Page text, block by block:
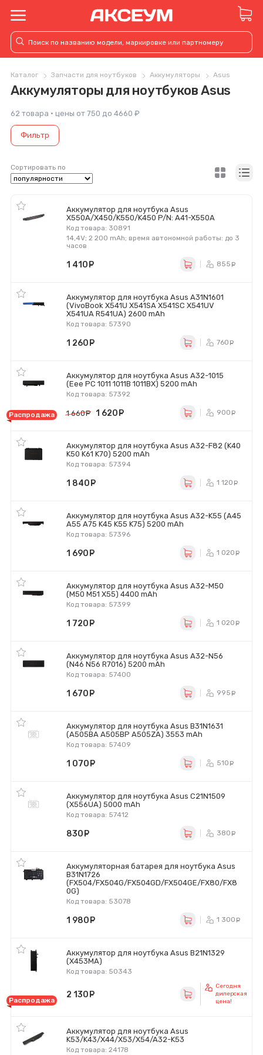
Каталог Запчасти для ноутбуков Аккумуляторы Asus
Аккумуляторы для ноутбуков Asus
62 товара · цены от 750 до 4660 ₽
Фильтр
Сортировать по
Аккумулятор для ноутбука Asus
X550A/X450/K550/K450 P/N: A41-X550A
Код товара: 30891
14,4V; 2 200 mAh; время автономной работы: до 3
часов
1 410 855
Аккумулятор для ноутбука Asus A31N1601
(VivoBook X541U X541SA X541SC X541UV
X541UA R541UA) 2600 mAh
Код товара: 57390
1 260 760
Аккумулятор для ноутбука Asus A32-1015
(Eee PC 1011 1011B 1011BX) 5200 mAh
Код товара: 57392
Распродажа 1 660 руб.
1 620 900
Аккумулятор для ноутбука Asus A32-F82 (K40
K50 K61 K70) 5200 mAh
Код товара: 57394
1 840 1 120
Аккумулятор для ноутбука Asus A32-K55 (A45
A55 A75 K45 K55 K75) 5200 mAh
Код товара: 57396
1 690 1 020
Аккумулятор для ноутбука Asus A32-M50
(M50 M51 X55) 4400 mAh
Код товара: 57399
1 720 1 020
Аккумулятор для ноутбука Asus A32-N56
(N46 N56 R7016) 5200 mAh
Код товара: 57400
1 670 995
Аккумулятор для ноутбука Asus B31N1631
(A505BA A505BP A505ZA) 3553 mAh
Код товара: 57409
1 070 510
Аккумулятор для ноутбука Asus C21N1509
(X556UA) 5000 mAh
Код товара: 57412
830 380
Аккумуляторная батарея для ноутбука Asus
B31N1726
(FX504/FX504G/FX504GD/FX504GE/FX80/FX8
0G)
Код товара: 53078
1 980 1 300
Аккумулятор для ноутбука Asus B21N1329
(X453MA)
Код товара: 50343
Распродажа
2 130
Сегодня
дилерская
цена!
Аккумулятор для ноутбука Asus
K53/K43/X44/X53/X54/A32-K53
Код товара: 24178